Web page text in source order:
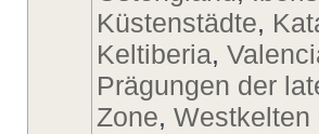
Küstenstädte,
Keltiberia,
Prägungen der
Zone, Westkelten